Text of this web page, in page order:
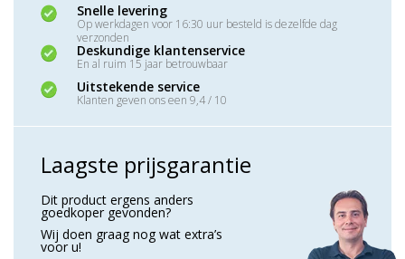
Snelle levering
Op werkdagen voor 16:30 uur besteld is dezelfde dag
verzonden
Deskundige klantenservice
En al ruim 15 jaar betrouwbaar
Uitstekende service
Klanten geven ons een 9,4 / 10
Laagste prijsgarantie
Dit product ergens anders
goedkoper gevonden?
Wij doen graag nog wat extra’s
voor u!